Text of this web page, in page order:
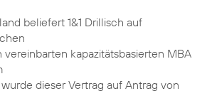
beliefert 1&1 Drillisch auf
kapazitätsbasierten MBA
dieser Vertrag auf Antrag von